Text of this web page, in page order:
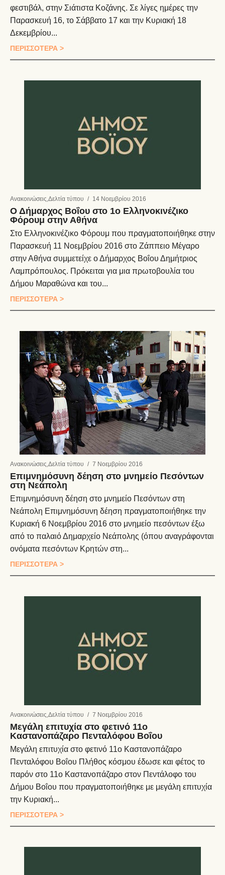
φεστιβάλ, στην Σιάτιστα Κοζάνης. Σε λίγες ημέρες την
Παρασκευή 16, το Σάββατο 17 και την Κυριακή 18
Δεκεμβρίου...
ΠΕΡΙΣΣΟΤΕΡΑ >
Ανακοινώσεις,Δελτία τύπου / 14 Νοεμβρίου 2016
Ο Δήμαρχος Βοΐου στο 1ο Ελληνοκινέζικο
Φόρουμ στην Αθήνα
Στο Ελληνοκινέζικο Φόρουμ που πραγματοποιήθηκε στην
Παρασκευή 11 Νοεμβρίου 2016 στο Ζάππειο Μέγαρο
στην Αθήνα συμμετείχε ο Δήμαρχος Βοΐου Δημήτριος
Λαμπρόπουλος. Πρόκειται για μια πρωτοβουλία του
Δήμου Μαραθώνα και του...
ΠΕΡΙΣΣΟΤΕΡΑ >
Ανακοινώσεις,Δελτία τύπου / 7 Νοεμβρίου 2016
Επιμνημόσυνη δέηση στο μνημείο Πεσόντων
στη Νεάπολη
Επιμνημόσυνη δέηση στο μνημείο Πεσόντων στη
Νεάπολη Επιμνημόσυνη δέηση πραγματοποιήθηκε την
Κυριακή 6 Νοεμβρίου 2016 στο μνημείο πεσόντων έξω
από το παλαιό Δημαρχείο Νεάπολης (όπου αναγράφονται
ονόματα πεσόντων Κρητών στη...
ΠΕΡΙΣΣΟΤΕΡΑ >
Ανακοινώσεις,Δελτία τύπου / 7 Νοεμβρίου 2016
Μεγάλη επιτυχία στο φετινό 11ο
Καστανοπάζαρο Πενταλόφου Βοΐου
Μεγάλη επιτυχία στο φετινό 11ο Καστανοπάζαρο
Πενταλόφου Βοΐου Πλήθος κόσμου έδωσε και φέτος το
παρόν στο 11ο Καστανοπάζαρο στον Πεντάλοφο του
Δήμου Βοΐου που πραγματοποιήθηκε με μεγάλη επιτυχία
την Κυριακή...
ΠΕΡΙΣΣΟΤΕΡΑ >